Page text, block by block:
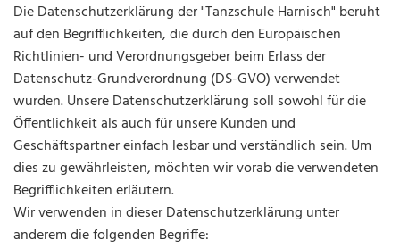
Die Datenschutzerklärung der "Tanzschule Harnisch" beruht
auf den Begrifflichkeiten, die durch den Europäischen
Richtlinien- und Verordnungsgeber beim Erlass der
Datenschutz-Grundverordnung (DS-GVO) verwendet
wurden. Unsere Datenschutzerklärung soll sowohl für die
Öffentlichkeit als auch für unsere Kunden und
Geschäftspartner einfach lesbar und verständlich sein. Um
dies zu gewährleisten, möchten wir vorab die verwendeten
Begrifflichkeiten erläutern.
Wir verwenden in dieser Datenschutzerklärung unter
anderem die folgenden Begriffe: